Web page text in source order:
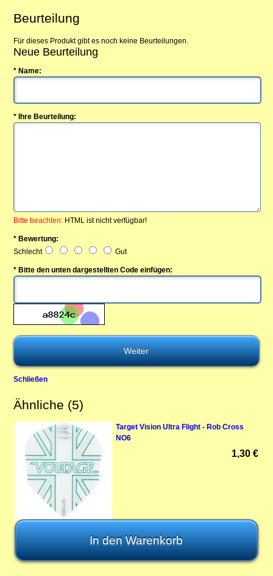
Beurteilung
Für dieses Produkt gibt es noch keine Beurteilungen.
Neue Beurteilung
* Name:
* Ihre Beurteilung:
Bitte beachten: HTML ist nicht verfügbar!
* Bewertung:
Schlecht
Gut
* Bitte den unten dargestellten Code einfügen:
Schließen
Ähnliche (5)
Target Vision Ultra Flight - Rob Cross
NO6
1,30 €